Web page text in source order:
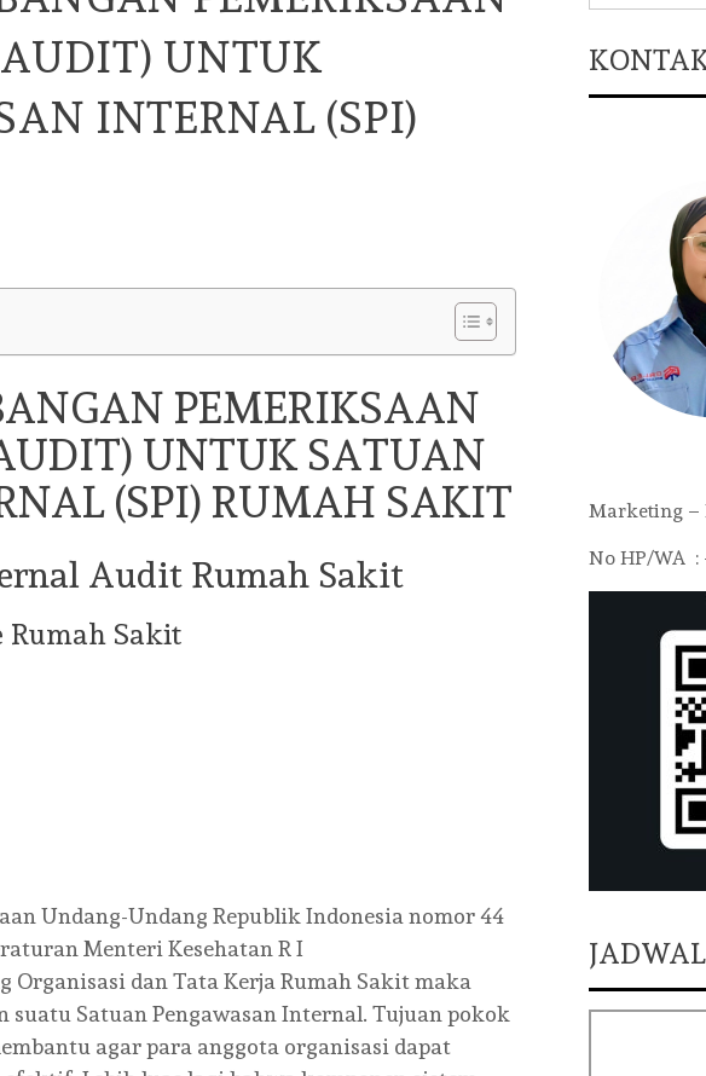
UNTUK
INTERNAL (SPI)
PEMERIKSAAN
UNTUK SATUAN
(SPI) RUMAH SAKIT
Audit Rumah Sakit
Sakit
Undang-Undang Republik Indonesia nomor 44
Menteri Kesehatan R I
Organisasi dan Tata Kerja Rumah Sakit maka
Satuan Pengawasan Internal. Tujuan pokok
agar para anggota organisasi dapat
Marketing –
No HP/WA :